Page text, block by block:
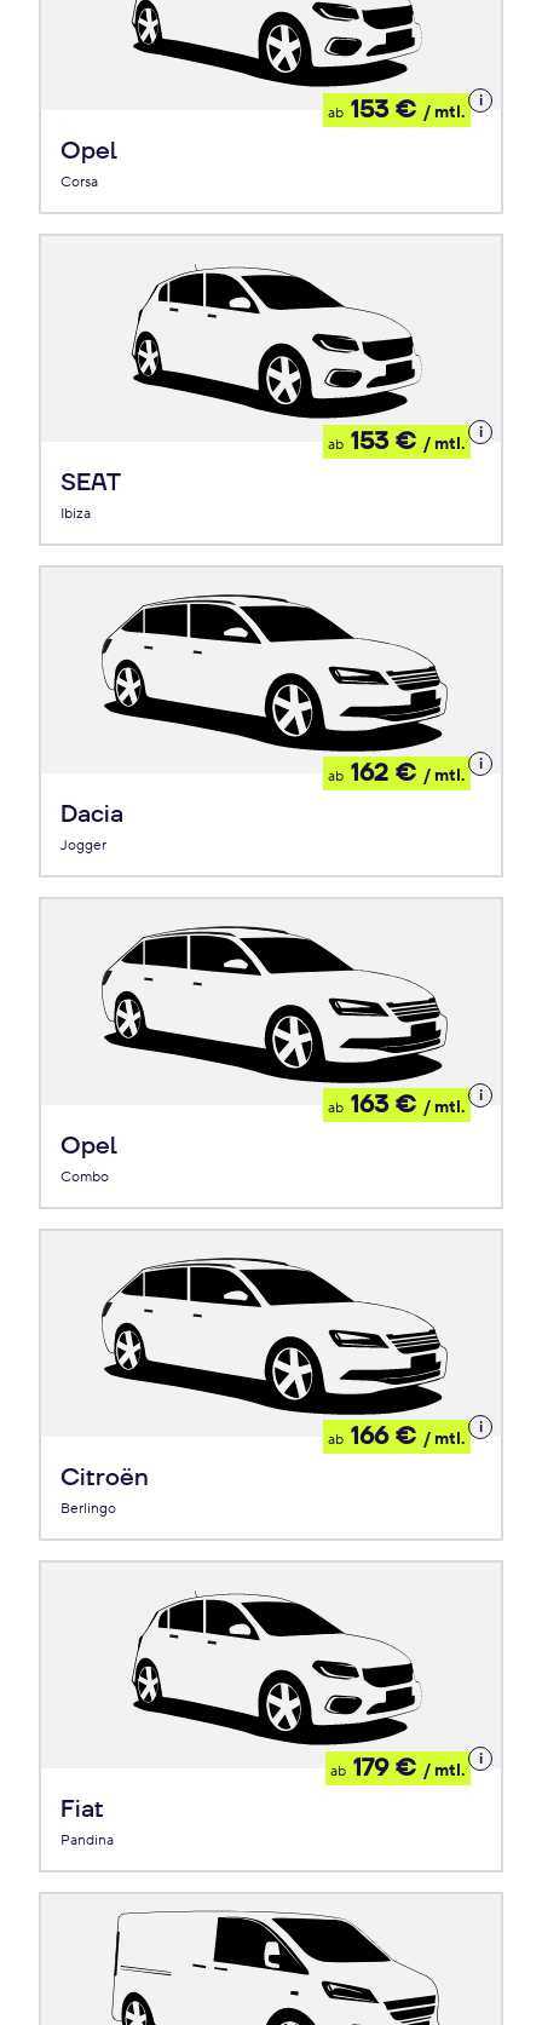
Opel
Corsa
ab 153 € / mtl.
Details
zum
SEAT
Ibiza
ab 153 € / mtl.
Details
zum
Dacia
Jogger
ab 162 € / mtl.
Details
zum
Opel
Combo
ab 163 € / mtl.
Details
zum
Citroën
Berlingo
ab 166 € / mtl.
Details
zum
Fiat
Pandina
ab 179 € / mtl.
Details
zum